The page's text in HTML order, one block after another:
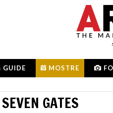
GUIDE MOSTRE
GATES